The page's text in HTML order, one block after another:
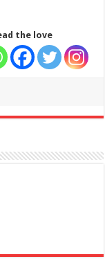
the love